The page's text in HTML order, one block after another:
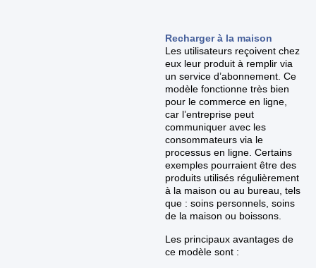
Recharger à la maison
Les utilisateurs reçoivent chez
eux leur produit à remplir via
un service d’abonnement. Ce
modèle fonctionne très bien
pour le commerce en ligne,
car l’entreprise peut
communiquer avec les
consommateurs via le
processus en ligne. Certains
exemples pourraient être des
produits utilisés régulièrement
à la maison ou au bureau, tels
que : soins personnels, soins
de la maison ou boissons.
Les principaux avantages de
ce modèle sont :